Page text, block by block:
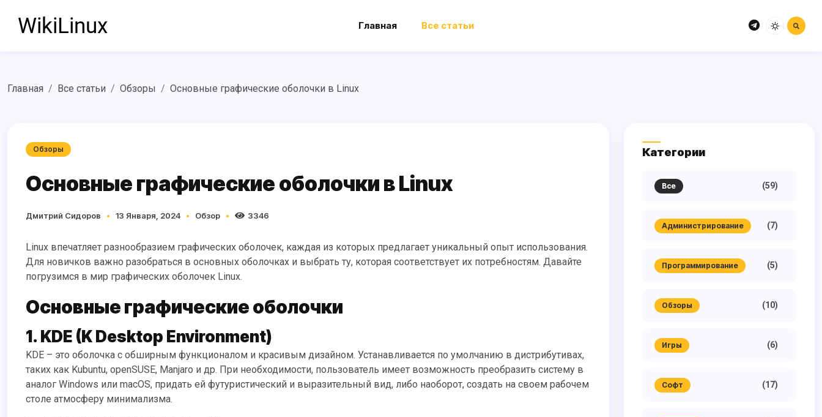
Главная Все статьи
Главная Все статьи Обзоры Основные графические оболочки в Linux
Обзоры
Основные графические оболочки в Linux
Дмитрий Сидоров 13 Января, 2024 Обзор 3346
Linux впечатляет разнообразием графических оболочек, каждая из которых предлагает уникальный опыт использования.
Для новичков важно разобраться в основных оболочках и выбрать ту, которая соответствует их потребностям. Давайте
погрузимся в мир графических оболочек Linux.
Основные графические оболочки
1. KDE (K Desktop Environment)
KDE – это оболочка с обширным функционалом и красивым дизайном. Устанавливается по умолчанию в дистрибутивах,
таких как Kubuntu, openSUSE, Manjaro и др. При необходимости, пользователь имеет возможность преобразить систему в
аналог Windows или macOS, придать ей футуристический и выразительный вид, либо наоборот, создать на своем рабочем
столе атмосферу минимализма.
Категории
Все (59)
Администрирование (7)
Программирование (5)
Обзоры (10)
Игры (6)
Софт (17)